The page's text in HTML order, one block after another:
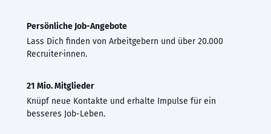
Persönliche Job-Angebote
Lass Dich finden von Arbeitgebern und über 20.000
Recruiter·innen.
21 Mio. Mitglieder
Knüpf neue Kontakte und erhalte Impulse für ein
besseres Job-Leben.